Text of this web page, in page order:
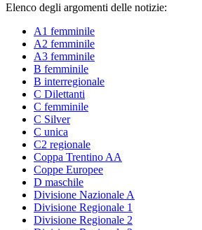
Elenco degli argomenti delle notizie:
A1 femminile
A2 femminile
A3 femminile
B femminile
B interregionale
C Dilettanti
C femminile
C Silver
C unica
C2 regionale
Coppa Trentino AA
Coppe Europee
D maschile
Divisione Nazionale A
Divisione Regionale 1
Divisione Regionale 2